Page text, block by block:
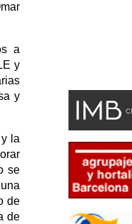
a
y
y
la
se
de
de